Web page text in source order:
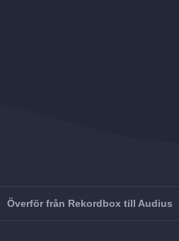
Överför från Rekordbox till Audius